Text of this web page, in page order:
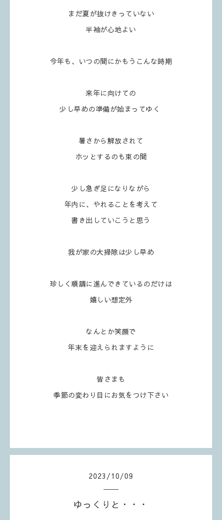
まだ夏が抜けきっていない
半袖が心地よい
今年も、いつの間にかもうこんな時期
来年に向けての
少し早めの準備が始まってゆく
暑さから解放されて
ホッとするのも束の間
少し急ぎ足になりながら
年内に、やれることを考えて
書き出していこうと思う
我が家の大掃除は少し早め
珍しく順調に進んできているのだけは
嬉しい想定外
なんとか笑顔で
年末を迎えられますように
皆さまも
季節の変わり目にお気をつけ下さい
2023 /10/09
ゆっくりと・・・